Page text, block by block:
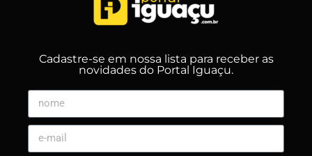
Cadastre-se em nossa lista para receber as
novidades do Portal Iguaçu.